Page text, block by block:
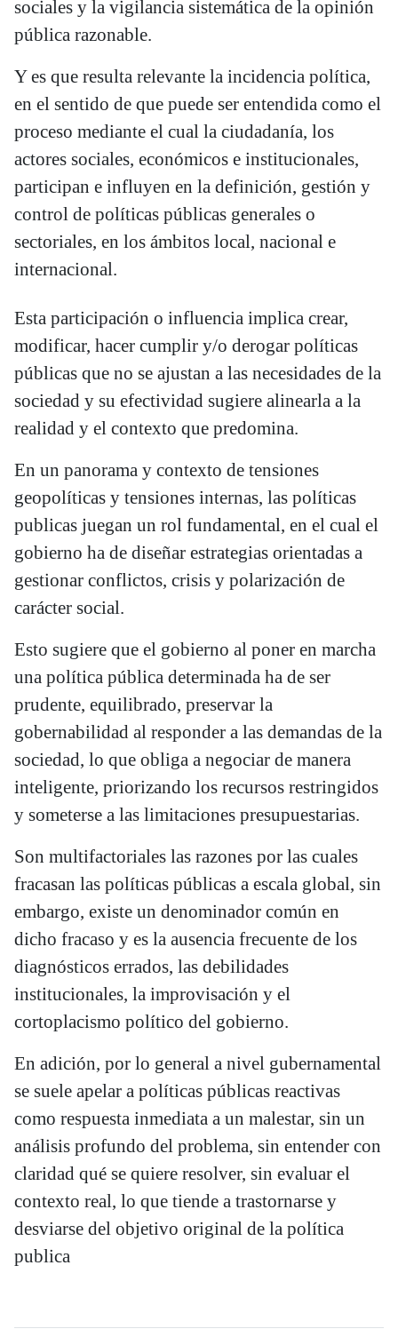
sociales y la vigilancia sistemática de la opinión
pública razonable.
Y es que resulta relevante la incidencia política,
en el sentido de que puede ser entendida como el
proceso mediante el cual la ciudadanía, los
actores sociales, económicos e institucionales,
participan e influyen en la definición, gestión y
control de políticas públicas generales o
sectoriales, en los ámbitos local, nacional e
internacional.
Esta participación o influencia implica crear,
modificar, hacer cumplir y/o derogar políticas
públicas que no se ajustan a las necesidades de la
sociedad y su efectividad sugiere alinearla a la
realidad y el contexto que predomina.
En un panorama y contexto de tensiones
geopolíticas y tensiones internas, las políticas
publicas juegan un rol fundamental, en el cual el
gobierno ha de diseñar estrategias orientadas a
gestionar conflictos, crisis y polarización de
carácter social.
Esto sugiere que el gobierno al poner en marcha
una política pública determinada ha de ser
prudente, equilibrado, preservar la
gobernabilidad al responder a las demandas de la
sociedad, lo que obliga a negociar de manera
inteligente, priorizando los recursos restringidos
y someterse a las limitaciones presupuestarias.
Son multifactoriales las razones por las cuales
fracasan las políticas públicas a escala global, sin
embargo, existe un denominador común en
dicho fracaso y es la ausencia frecuente de los
diagnósticos errados, las debilidades
institucionales, la improvisación y el
cortoplacismo político del gobierno.
En adición, por lo general a nivel gubernamental
se suele apelar a políticas públicas reactivas
como respuesta inmediata a un malestar, sin un
análisis profundo del problema, sin entender con
claridad qué se quiere resolver, sin evaluar el
contexto real, lo que tiende a trastornarse y
desviarse del objetivo original de la política
publica